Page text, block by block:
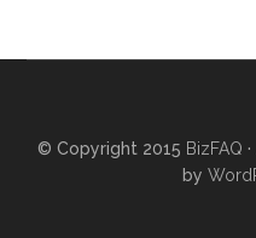
© Copyright 2015 BizFAQ
by